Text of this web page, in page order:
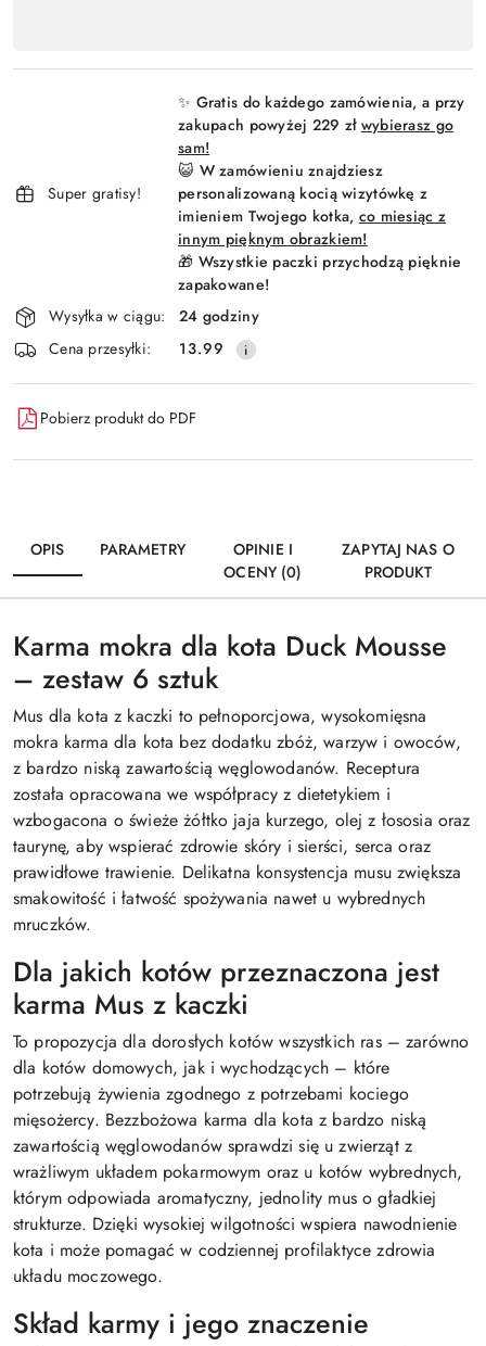
płatność
Super gratisy!
✨ Gratis do każdego zamówienia, a przy
zakupach powyżej 229 zł wybierasz go
sam!
😺 W zamówieniu znajdziesz
personalizowaną kocią wizytówkę z
imieniem Twojego kotka, co miesiąc z
innym pięknym obrazkiem!
🎁 Wszystkie paczki przychodzą pięknie
zapakowane!
Wysyłka w ciągu:
24 godziny
Cena przesyłki:
13.99
Pobierz produkt do PDF
OPIS PARAMETRY
OPINIE I
OCENY (0)
ZAPYTAJ NAS O
PRODUKT
Karma mokra dla kota Duck Mousse
– zestaw 6 sztuk
Mus dla kota z kaczki to pełnoporcjowa, wysokomięsna
mokra karma dla kota bez dodatku zbóż, warzyw i owoców,
z bardzo niską zawartością węglowodanów. Receptura
została opracowana we współpracy z dietetykiem i
wzbogacona o świeże żółtko jaja kurzego, olej z łososia oraz
taurynę, aby wspierać zdrowie skóry i sierści, serca oraz
prawidłowe trawienie. Delikatna konsystencja musu zwiększa
smakowitość i łatwość spożywania nawet u wybrednych
mruczków.
Dla jakich kotów przeznaczona jest
karma Mus z kaczki
To propozycja dla dorosłych kotów wszystkich ras – zarówno
dla kotów domowych, jak i wychodzących – które
potrzebują żywienia zgodnego z potrzebami kociego
mięsożercy. Bezzbożowa karma dla kota z bardzo niską
zawartością węglowodanów sprawdzi się u zwierząt z
wrażliwym układem pokarmowym oraz u kotów wybrednych,
którym odpowiada aromatyczny, jednolity mus o gładkiej
strukturze. Dzięki wysokiej wilgotności wspiera nawodnienie
kota i może pomagać w codziennej profilaktyce zdrowia
układu moczowego.
Skład karmy i jego znaczenie